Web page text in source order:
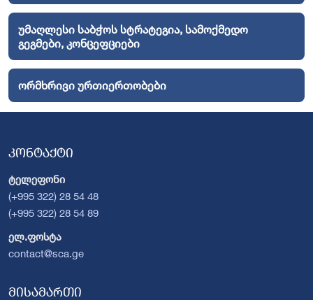
უმაღლესი საბჭოს სტრატეგია, სამოქმედო
გეგმები, კონცეფციები
ორმხრივი ურთიერთობები
კონტაქტი
ტელეფონი
(+995 322) 28 54 48
(+995 322) 28 54 89
ელ.ფოსტა
contact@sca.ge
მისამართი